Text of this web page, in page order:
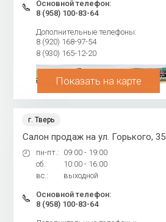
Основной телефон:
8 (958) 100-83-64
Дополнительные телефоны:
8 (920) 168-97-54
8 (930) 165-12-20
Показать на карте
г. Тверь
Салон продаж на ул. Горького, 35
пн-пт.: 09:00 - 19:00
сб.:
10:00 - 16:00
вс.:
выходной
Основной телефон:
8 (958) 100-83-64